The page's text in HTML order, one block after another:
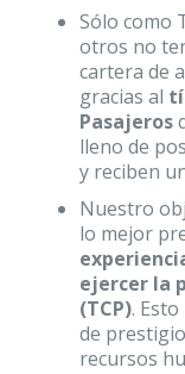
Sólo como
otros no
cartera de
gracias al
Pasajeros
lleno de
y reciben
Nuestro
lo mejor
ejercer la
(TCP).
de
recursos